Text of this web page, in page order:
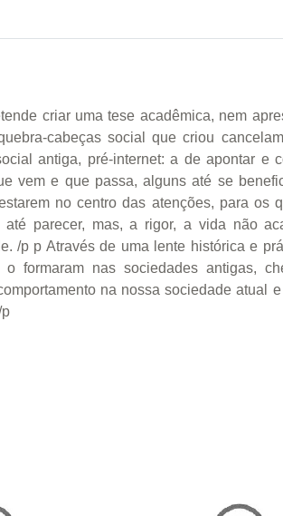
criar uma tese acadêmica, nem
cabeças social que criou
antiga, pré-internet: a de apontar e
vem e que passa, alguns até se
no centro das atenções, para os
parecer, mas, a rigor, a vida não
/p p Através de uma lente histórica e
formaram nas sociedades antigas,
na nossa sociedade atual